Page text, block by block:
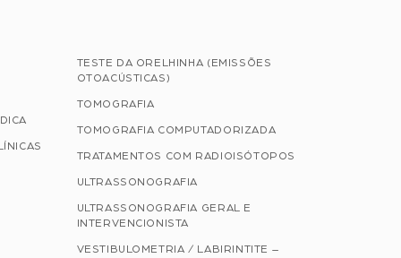
TESTE DA ORELHINHA (EMISSÕES
OTOACÚSTICAS)
TOMOGRAFIA
TOMOGRAFIA COMPUTADORIZADA
TRATAMENTOS COM RADIOISÓTOPOS
ULTRASSONOGRAFIA
ULTRASSONOGRAFIA GERAL E
INTERVENCIONISTA
VESTIBULOMETRIA / LABIRINTITE –